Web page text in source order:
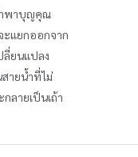
ำพาบุญคุณ
แยกออกจาก
ลี่ยนแปลง
สายน้ำที่ไม่
ลายเป็นเถ้า